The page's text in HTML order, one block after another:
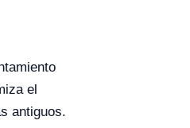
el
antiguos.